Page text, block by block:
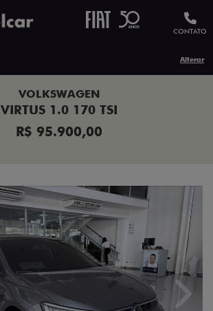
CONTATO
Alterar
VOLKSWAGEN
VIRTUS 1.0 170 TSI
R$ 95.900,00
Next